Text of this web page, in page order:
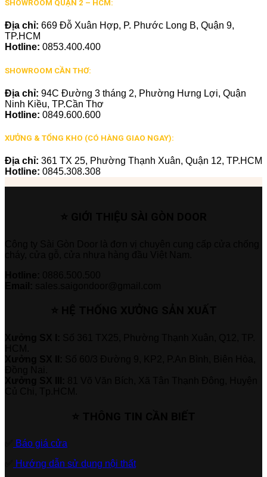
SHOWROOM QUẬN 2 – HCM:
Địa chỉ: 669 Đỗ Xuân Hợp, P. Phước Long B, Quận 9,
TP.HCM
Hotline: 0853.400.400
SHOWROOM CẦN THƠ:
Địa chỉ: 94C Đường 3 tháng 2, Phường Hưng Lợi, Quận
Ninh Kiều, TP.Cần Thơ
Hotline: 0849.600.600
XƯỞNG & TỔNG KHO (CÓ HÀNG GIAO NGAY):
Địa chỉ: 361 TX 25, Phường Thạnh Xuân, Quận 12, TP.HCM
Hotline: 0845.308.308
Báo giá cửa
Hướng dẫn sử dụng nội thất